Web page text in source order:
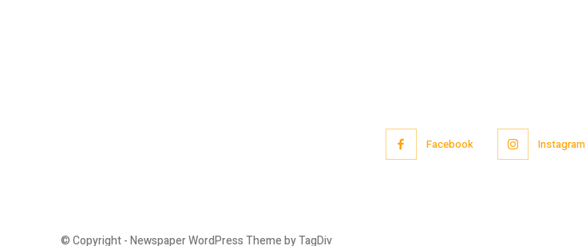
Facebook Instagram
© Copyright - Newspaper WordPress Theme by TagDiv